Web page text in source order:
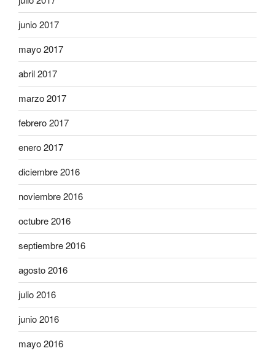
junio 2017
mayo 2017
abril 2017
marzo 2017
febrero 2017
enero 2017
diciembre 2016
noviembre 2016
octubre 2016
septiembre 2016
agosto 2016
julio 2016
junio 2016
mayo 2016